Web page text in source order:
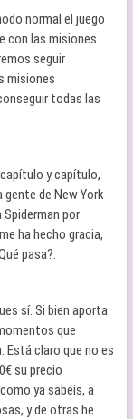
normal el juego
con las misiones
seguir
misiones
todas las
y capítulo,
gente de New York
por
ha hecho gracia,
pasa?.
sí. Si bien aporta
que
Está claro que no es
su precio
como ya sabéis, a
y de otras he